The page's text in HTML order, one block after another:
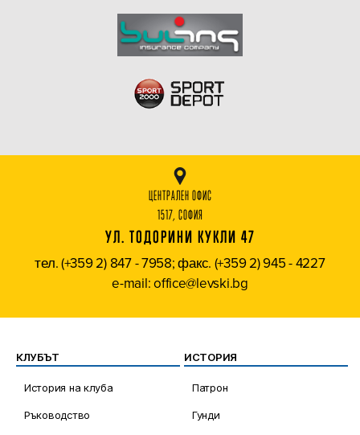
ЦЕНТРАЛЕН ОФИС
1517, СОФИЯ
УЛ. ТОДОРИНИ КУКЛИ 47
тел. (+359 2) 847 - 7958; факс. (+359 2) 945 - 4227
e-mail: office@levski.bg
КЛУБЪТ
История на клуба
Ръководство
ИСТОРИЯ
Патрон
Гунди